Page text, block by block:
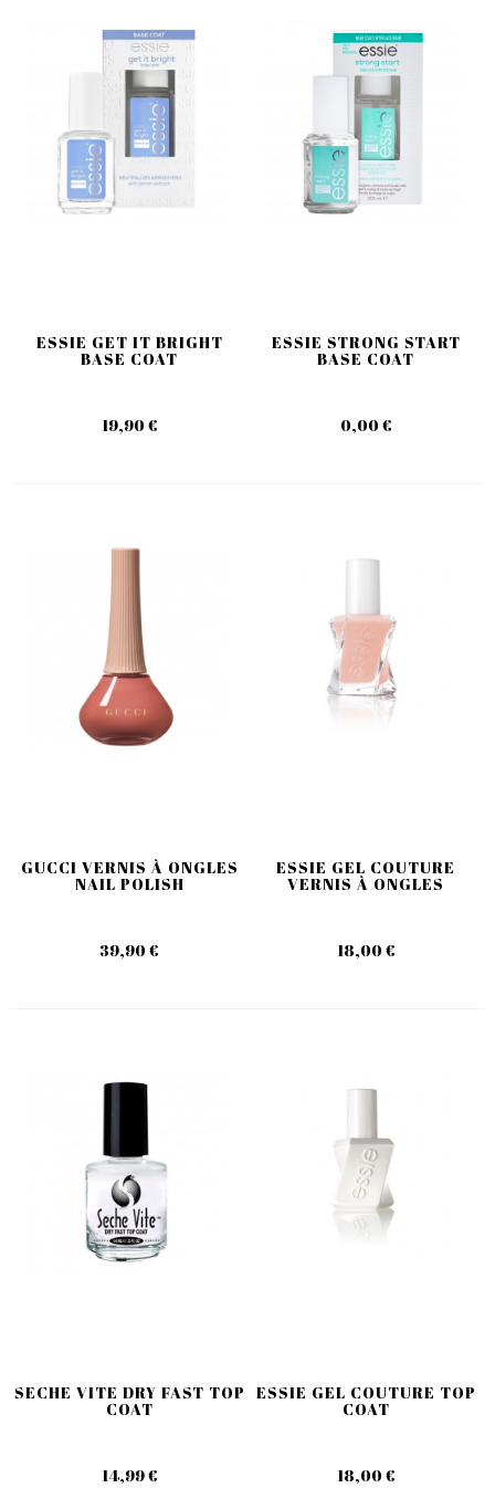
ESSIE GET IT BRIGHT
BASE COAT
19,90 €
ESSIE STRONG START
BASE COAT
0,00 €
GUCCI VERNIS À ONGLES
NAIL POLISH
39,90 €
ESSIE GEL COUTURE
VERNIS À ONGLES
18,00 €
SECHE VITE DRY FAST TOP
COAT
14,99 €
ESSIE GEL COUTURE TOP
COAT
18,00 €